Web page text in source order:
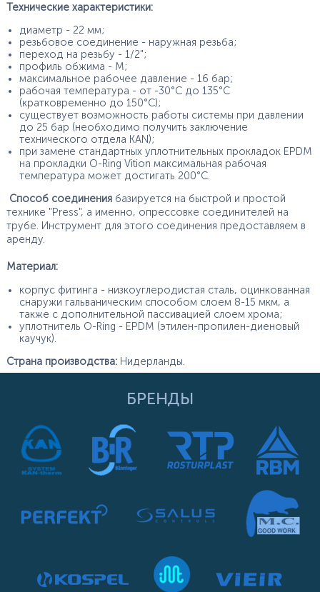
Технические характеристики:
диаметр - 22 мм;
резьбовое соединение - наружная резьба;
переход на резьбу - 1/2";
профиль обжима - М;
максимальное рабочее давление - 16 бар;
рабочая температура - от -30°С до 135°С
(кратковременно до 150°С);
существует возможность работы системы при давлении
до 25 бар (необходимо получить заключение
технического отдела KAN);
при замене стандартных уплотнительных прокладок EPDM
на прокладки O-Ring Vition максимальная рабочая
температура может достигать 200°С.
Способ соединения базируется на быстрой и простой
технике "Press", а именно, опрессовке соединителей на
трубе. Инструмент для этого соединения предоставляем в
аренду.
Материал:
корпус фитинга - низкоуглеродистая сталь, оцинкованная
снаружи гальваническим способом слоем 8-15 мкм, а
также с дополнительной пассивацией слоем хрома;
уплотнитель O-Ring - EPDM (этилен-пропилен-диеновый
каучук).
Страна производства: Нидерланды.
БРЕНДЫ